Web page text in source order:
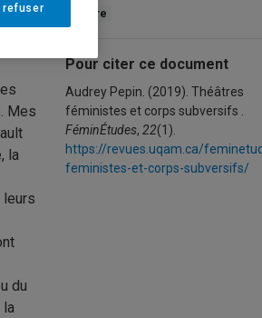
Mes
la
leurs
du
la
théâtre
Pour citer ce document
Audrey Pepin. (2019). Théâtres
féministes et corps subversifs .
FéminÉtudes, 22(1).
https://revues.uqam.ca/
feministes-et-corps-subversifs/
refuser